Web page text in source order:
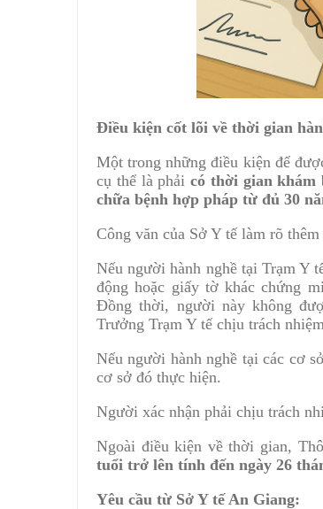
Điều kiện cốt lõi về thời gian
Một trong những điều kiện để
cụ thể là phải có thời gian khám
chữa bệnh hợp pháp từ đủ 30
Công văn của Sở Y tế làm rõ
Nếu người hành nghề tại Trạm Y
động hoặc giấy tờ khác chứng
Đồng thời, người này không
Trưởng Trạm Y tế chịu trách
Nếu người hành nghề tại các cơ
cơ sở đó thực hiện.
Người xác nhận phải chịu trách
Ngoài điều kiện về thời gian,
tuổi trở lên tính đến ngày 26
Yêu cầu từ Sở Y tế An Giang: